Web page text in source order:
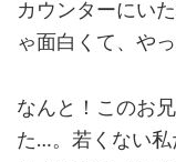
カウンターにい
ゃ面白くて、や
なんと！このお
た…。若くない私